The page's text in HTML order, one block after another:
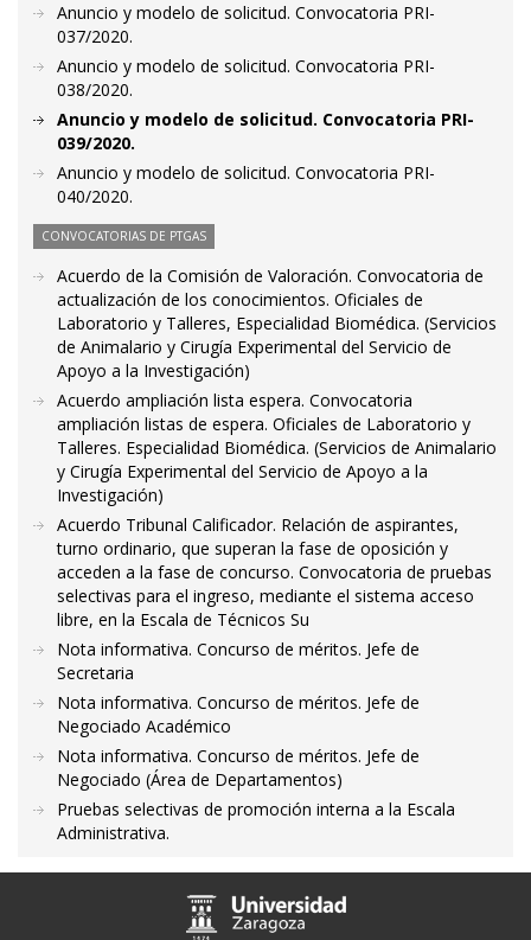
Anuncio y modelo de solicitud. Convocatoria PRI-
037/2020.
Anuncio y modelo de solicitud. Convocatoria PRI-
038/2020.
Anuncio y modelo de solicitud. Convocatoria PRI-
039/2020.
Anuncio y modelo de solicitud. Convocatoria PRI-
040/2020.
CONVOCATORIAS DE PTGAS
Acuerdo de la Comisión de Valoración. Convocatoria de
actualización de los conocimientos. Oficiales de
Laboratorio y Talleres, Especialidad Biomédica. (Servicios
de Animalario y Cirugía Experimental del Servicio de
Apoyo a la Investigación)
Acuerdo ampliación lista espera. Convocatoria
ampliación listas de espera. Oficiales de Laboratorio y
Talleres. Especialidad Biomédica. (Servicios de Animalario
y Cirugía Experimental del Servicio de Apoyo a la
Investigación)
Acuerdo Tribunal Calificador. Relación de aspirantes,
turno ordinario, que superan la fase de oposición y
acceden a la fase de concurso. Convocatoria de pruebas
selectivas para el ingreso, mediante el sistema acceso
libre, en la Escala de Técnicos Su
Nota informativa. Concurso de méritos. Jefe de
Secretaria
Nota informativa. Concurso de méritos. Jefe de
Negociado Académico
Nota informativa. Concurso de méritos. Jefe de
Negociado (Área de Departamentos)
Pruebas selectivas de promoción interna a la Escala
Administrativa.